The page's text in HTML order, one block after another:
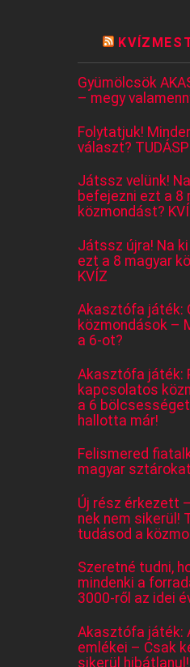
Gyümölcsök
– megy
Folytatjuk!
választ?
Játssz velünk!
befejezni ezt a 8
közmondást?
Játssz újra! Na
ezt a 8 magyar
KVÍZ
Akasztófa játék:
közmondások –
a 6-ot?
Akasztófa játék:
kapcsolatos
a 6
hallotta már!
Felismered
magyar
Új rész érkezett
nek nem sikerül!
tudásod a
Szeretné tudni,
mindenki a
3000-ről az idei
Akasztófa játék:
emlékei – Csak
sikerül hibátlanul!